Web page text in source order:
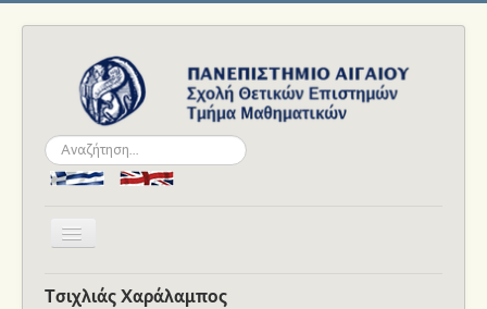
Αναζήτηση...
Εναλλαγή
Αρχική
Τσιχλιάς Χαράλαμπος